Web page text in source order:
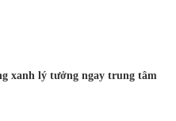
xanh lý tưởng ngay trung tâm